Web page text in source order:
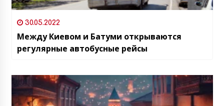
30.05.2022
Между Киевом и Батуми открываются
регулярные автобусные рейсы